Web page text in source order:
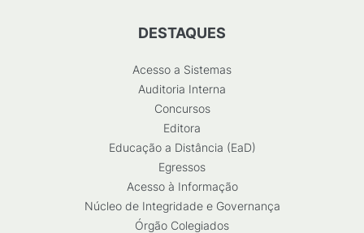
DESTAQUES
Acesso a Sistemas
Auditoria Interna
Concursos
Editora
Educação a Distância (EaD)
Egressos
Acesso à Informação
Núcleo de Integridade e Governança
Órgão Colegiados